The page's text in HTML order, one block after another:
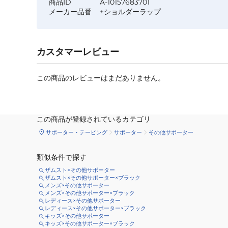
商品ID
A-10157683701
メーカー品番
+ショルダーラップ
カスタマーレビュー
この商品のレビューはまだありません。
この商品が登録されているカテゴリ
サポーター・テーピング サポーター その他サポーター
類似条件で探す
ザムスト×その他サポーター
ザムスト×その他サポーター×ブラック
メンズ×その他サポーター
メンズ×その他サポーター×ブラック
レディース×その他サポーター
レディース×その他サポーター×ブラック
キッズ×その他サポーター
キッズ×その他サポーター×ブラック